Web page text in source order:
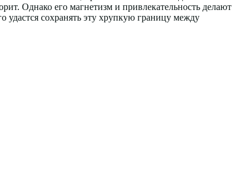
Однако его магнетизм и привлекательность делают
удастся сохранять эту хрупкую границу между